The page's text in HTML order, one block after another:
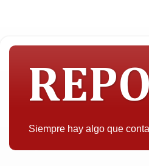
Siempre hay algo que